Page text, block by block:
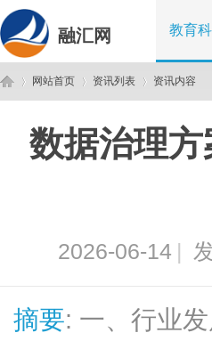
融汇网 教育
网站首页
›
资讯列表
›
资讯内容
数据治理
2026-06-14 |
摘要: 一、行业